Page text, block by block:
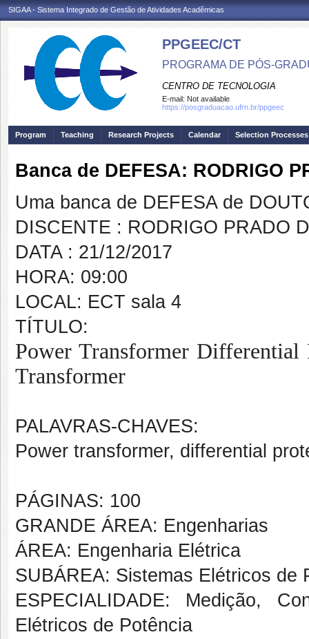
SIGAA - Sistema Integrado de Gestão de Atividades Acadêmicas
PPGEEC/CT
PROGRAMA DE PÓS-
CENTRO DE TECNOLOGIA
E-mail: Not available
https://posgraduacao.ufrn.br/ppgeec
Program Teaching Research Projects Calendar Selection Processes
Banca de DEFESA: RODRIGO
Uma banca de DEFESA de
DISCENTE : RODRIGO PRADO
DATA : 21/12/2017
HORA: 09:00
LOCAL: ECT sala 4
TÍTULO:
Power Transformer Differential
Transformer
PALAVRAS-CHAVES:
Power transformer, differential
PÁGINAS: 100
GRANDE ÁREA: Engenharias
ÁREA: Engenharia Elétrica
SUBÁREA: Sistemas Elétricos de
ESPECIALIDADE: Medição,
Elétricos de Potência